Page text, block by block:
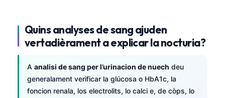
Quins analyses de sang ajuden
vertadièrament a explicar la nocturia?
A analisi de sang per l’urinacion de nuech deu
generalament verificar la glúcosa o HbA1c, la
foncion renala, los electrolits, lo calci e, de còps, lo